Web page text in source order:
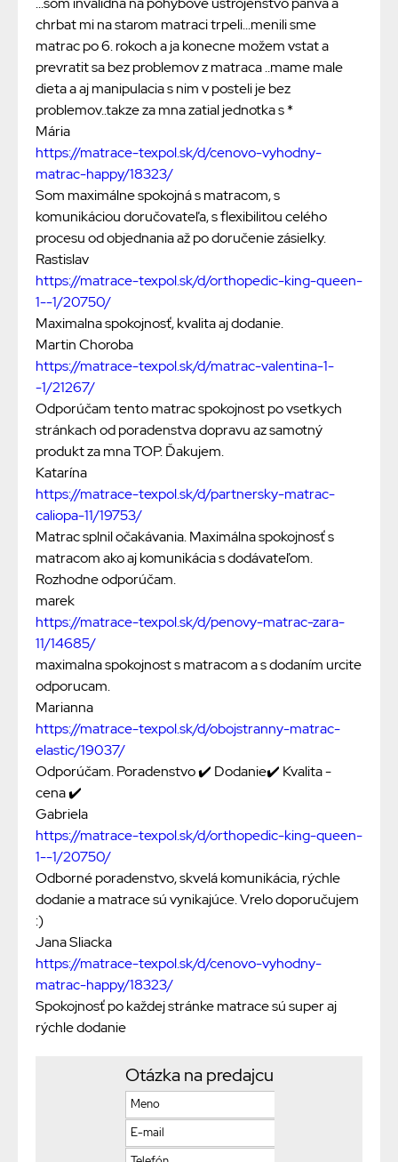
chrbat mi na starom matraci trpeli...menili sme
matrac po 6. rokoch a ja konecne možem vstat a
prevratit sa bez problemov z matraca ..mame male
dieta a aj manipulacia s nim v posteli je bez
problemov..takze za mna zatial jednotka s *
Mária
https://matrace-texpol.sk/d/cenovo-vyhodny-
matrac-happy/18323/
Som maximálne spokojná s matracom, s
komunikáciou doručovateľa, s flexibilitou celého
procesu od objednania až po doručenie zásielky.
Rastislav
https://matrace-texpol.sk/d/orthopedic-king-queen-
1--1/20750/
Maximalna spokojnosť, kvalita aj dodanie.
Martin Choroba
https://matrace-texpol.sk/d/matrac-valentina-1-
-1/21267/
Odporúčam tento matrac spokojnost po vsetkych
stránkach od poradenstva dopravu az samotný
produkt za mna TOP. Ďakujem.
Katarína
https://matrace-texpol.sk/d/partnersky-matrac-
caliopa-11/19753/
Matrac splnil očakávania. Maximálna spokojnosť s
matracom ako aj komunikácia s dodávateľom.
Rozhodne odporúčam.
marek
https://matrace-texpol.sk/d/penovy-matrac-zara-
11/14685/
maximalna spokojnost s matracom a s dodaním urcite
odporucam.
Marianna
https://matrace-texpol.sk/d/obojstranny-matrac-
elastic/19037/
Odporúčam. Poradenstvo ✔️ Dodanie✔️ Kvalita -
cena ✔️
Gabriela
https://matrace-texpol.sk/d/orthopedic-king-queen-
1--1/20750/
Odborné poradenstvo, skvelá komunikácia, rýchle
dodanie a matrace sú vynikajúce. Vrelo doporučujem
:)
Jana Sliacka
https://matrace-texpol.sk/d/cenovo-vyhodny-
matrac-happy/18323/
Spokojnosť po každej stránke matrace sú super aj
rýchle dodanie
Otázka na predajcu